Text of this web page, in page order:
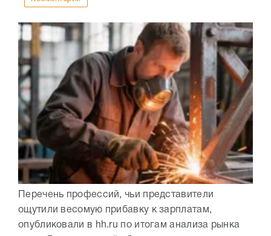
Перечень профессий, чьи представители
ощутили весомую прибавку к зарплатам,
опубликовали в hh.ru по итогам анализа рынка